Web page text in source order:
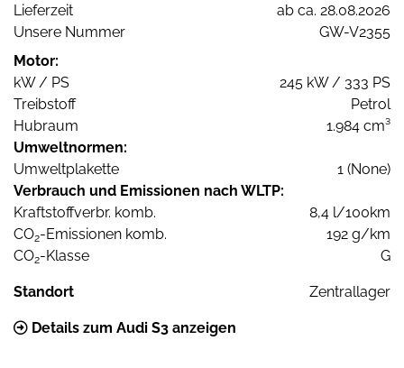
Lieferzeit
ab ca. 28.08.2026
Unsere Nummer
GW-V2355
Motor:
kW / PS
245 kW / 333 PS
Treibstoff
Petrol
Hubraum
1.984 cm³
Umweltnormen:
Umweltplakette
1 (None)
Verbrauch und Emissionen nach WLTP:
Kraftstoffverbr. komb.
8,4 l/100km
CO2-Emissionen komb.
192 g/km
CO2-Klasse G
Standort Zentrallager
Details zum Audi S3 anzeigen